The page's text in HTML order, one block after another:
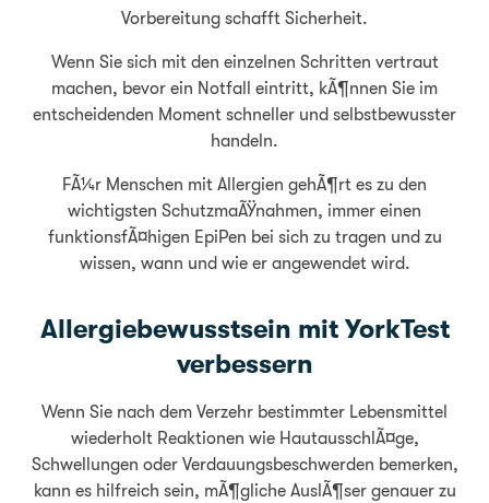
Vorbereitung schafft Sicherheit.
Wenn Sie sich mit den einzelnen Schritten vertraut
machen, bevor ein Notfall eintritt, kÃ¶nnen Sie im
entscheidenden Moment schneller und selbstbewusster
handeln.
FÃ¼r Menschen mit Allergien gehÃ¶rt es zu den
wichtigsten SchutzmaÃŸnahmen, immer einen
funktionsfÃ¤higen EpiPen bei sich zu tragen und zu
wissen, wann und wie er angewendet wird.
Allergiebewusstsein mit YorkTest
verbessern
Wenn Sie nach dem Verzehr bestimmter Lebensmittel
wiederholt Reaktionen wie HautausschlÃ¤ge,
Schwellungen oder Verdauungsbeschwerden bemerken,
kann es hilfreich sein, mÃ¶gliche AuslÃ¶ser genauer zu